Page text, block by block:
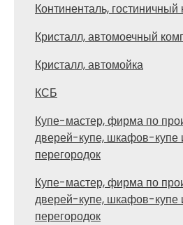
Континенталь, гостиничный
Кристалл, автомоечный
Кристалл, автомойка
КСБ
Купе-мастер, фирма по
дверей-купе, шкафов-купе
перегородок
Купе-мастер, фирма по
дверей-купе, шкафов-купе
перегородок